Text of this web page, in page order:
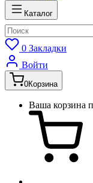
Каталог
0 Закладки
Войти
0Корзина
Ваша корзина